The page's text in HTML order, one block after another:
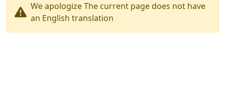
We apologize The current page does not have
an English translation